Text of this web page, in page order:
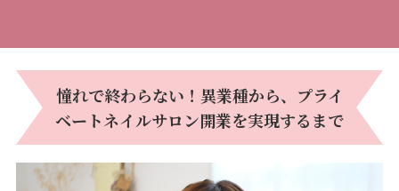
憧れで終わらない！異業種から、プライ
ベートネイルサロン開業を実現するまで